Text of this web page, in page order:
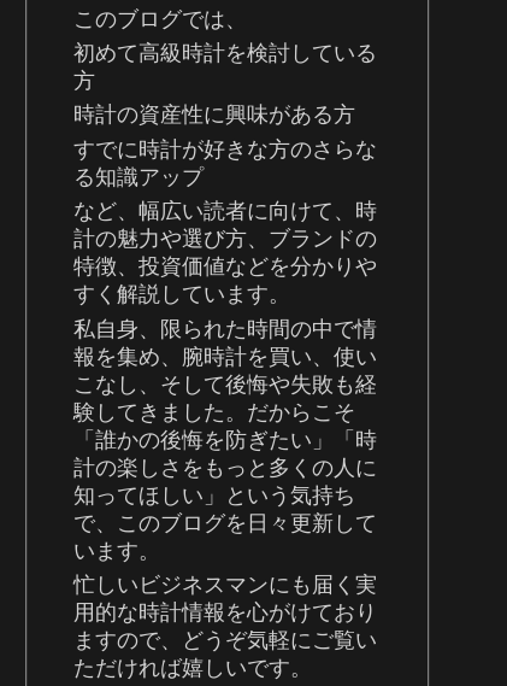
このブログでは、
初めて高級時計を検討している
方
時計の資産性に興味がある方
すでに時計が好きな方のさらな
る知識アップ
など、幅広い読者に向けて、時
計の魅力や選び方、ブランドの
特徴、投資価値などを分かりや
すく解説しています。
私自身、限られた時間の中で情
報を集め、腕時計を買い、使い
こなし、そして後悔や失敗も経
験してきました。だからこそ
「誰かの後悔を防ぎたい」「時
計の楽しさをもっと多くの人に
知ってほしい」という気持ち
で、このブログを日々更新して
います。
忙しいビジネスマンにも届く実
用的な時計情報を心がけており
ますので、どうぞ気軽にご覧い
ただければ嬉しいです。